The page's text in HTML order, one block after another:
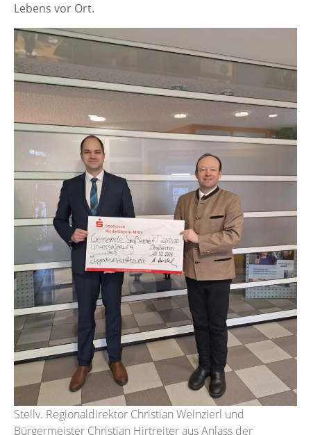
Lebens vor Ort.
Stellv. Regionaldirektor Christian Weinzierl und
Bürgermeister Christian Hirtreiter aus Anlass der